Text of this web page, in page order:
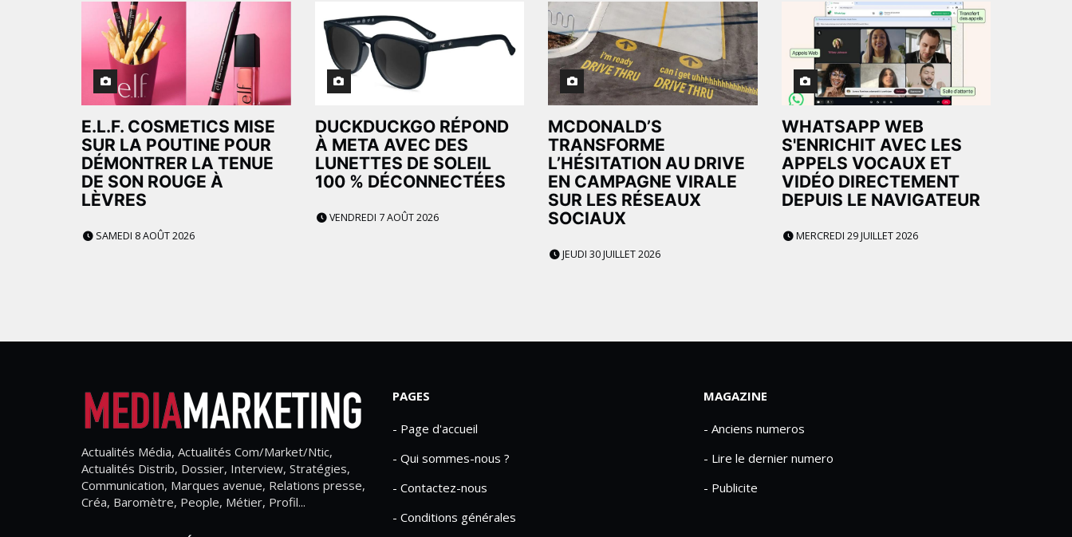
E.L.F. COSMETICS MISE
SUR LA POUTINE POUR
DÉMONTRER LA TENUE
DE SON ROUGE À
LÈVRES
SAMEDI 8 AOÛT 2026
DUCKDUCKGO RÉPOND
À META AVEC DES
LUNETTES DE SOLEIL
100 % DÉCONNECTÉES
VENDREDI 7 AOÛT 2026
MCDONALD’S
TRANSFORME
L’HÉSITATION AU DRIVE
EN CAMPAGNE VIRALE
SUR LES RÉSEAUX
SOCIAUX
JEUDI 30 JUILLET 2026
WHATSAPP WEB
S'ENRICHIT AVEC LES
APPELS VOCAUX ET
VIDÉO DIRECTEMENT
DEPUIS LE NAVIGATEUR
MERCREDI 29 JUILLET 2026
Actualités Média, Actualités Com/Market/Ntic,
Actualités Distrib, Dossier, Interview, Stratégies,
Communication, Marques avenue, Relations presse,
Créa, Baromètre, People, Métier, Profil...
PAGES
- Page d'accueil
- Qui sommes-nous ?
- Contactez-nous
- Conditions générales
MAGAZINE
- Anciens numeros
- Lire le dernier numero
- Publicite